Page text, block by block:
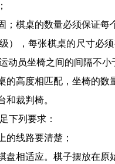
；棋桌的数量必须保证
），每张棋桌的尺寸必
动员坐椅之间的间隔不小
的高度相匹配，坐椅的
和裁判椅。
下列要求：
的线路要清楚；
盘相适应。棋子摆放在